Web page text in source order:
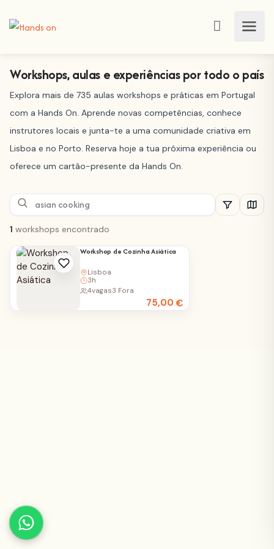
Workshops, aulas e experiências por todo o país
Explora mais de 735 aulas workshops e práticas em Portugal
com a Hands On. Aprende novas competências, conhece
instrutores locais e junta-te a uma comunidade criativa em
Lisboa e no Porto. Reserva hoje a tua próxima experiência ou
oferece um cartão-presente da Hands On.
1 workshops encontrado
Workshop de Cozinha Asiática
Lisboa
3h
75,00€
4vagas3 Fora